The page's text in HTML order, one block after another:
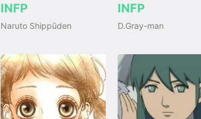
INFP
Naruto Shippūden
INFP
D.Gray-man